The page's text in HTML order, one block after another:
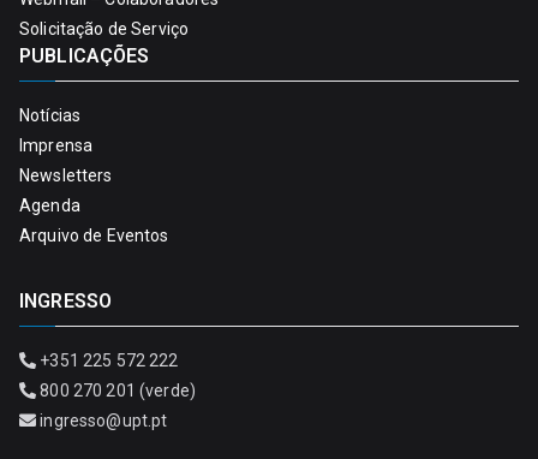
Solicitação de Serviço
PUBLICAÇÕES
Notícias
Imprensa
Newsletters
Agenda
Arquivo de Eventos
INGRESSO
+351 225 572 222
800 270 201 (verde)
ingresso@upt.pt